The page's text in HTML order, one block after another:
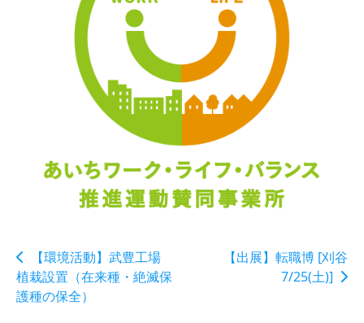
【環境活動】武豊工場
植栽設置（在来種・絶滅保
護種の保全）
【出展】転職博 [刈谷
7/25(土)]